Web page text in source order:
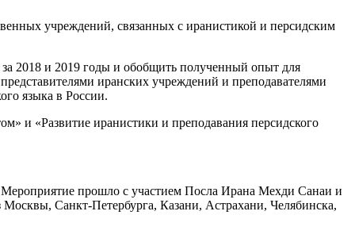
учреждений, связанных с иранистикой и персидским
2018 и 2019 годы и обобщить полученный опыт для
иранских учреждений и преподавателями
языка в России.
и «Развитие иранистики и преподавания персидского
Мероприятие прошло с участием Посла Ирана Мехди Санаи и
Москвы, Санкт-Петербурга, Казани, Астрахани, Челябинска,